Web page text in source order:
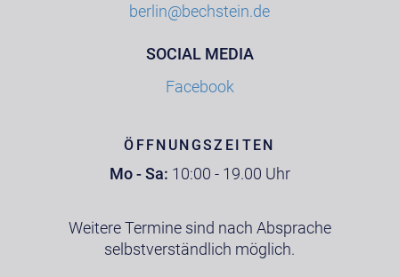
berlin@bechstein.de
SOCIAL MEDIA
Facebook
ÖFFNUNGSZEITEN
Mo - Sa: 10:00 - 19.00 Uhr
Weitere Termine sind nach Absprache
selbstverständlich möglich.